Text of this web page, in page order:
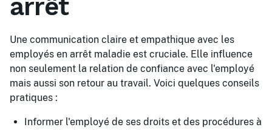
arrêt
Une communication claire et empathique avec les
employés en arrêt maladie est cruciale. Elle influence
non seulement la relation de confiance avec l'employé
mais aussi son retour au travail. Voici quelques conseils
pratiques :
Informer l'employé de ses droits et des procédures à